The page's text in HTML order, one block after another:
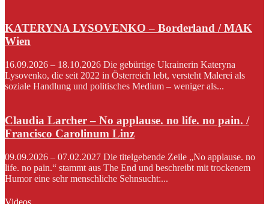
KATERYNA LYSOVENKO – Borderland / MAK
Wien
16.09.2026 – 18.10.2026 Die gebürtige Ukrainerin Kateryna
Lysovenko, die seit 2022 in Österreich lebt, versteht Malerei als
soziale Handlung und politisches Medium – weniger als...
Claudia Larcher – No applause. no life. no pain. /
Francisco Carolinum Linz
09.09.2026 – 07.02.2027 Die titelgebende Zeile „No applause. no
life. no pain.“ stammt aus The End und beschreibt mit trockenem
Humor eine sehr menschliche Sehnsucht:...
Videos